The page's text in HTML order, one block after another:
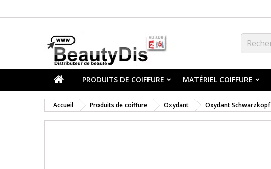
PRODUITS DE COIFFURE MATÉRIEL COIFFURE
Accueil Produits de coiffure Oxydant Oxydant Schwarzkopf